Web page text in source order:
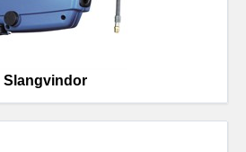
Slangvindor